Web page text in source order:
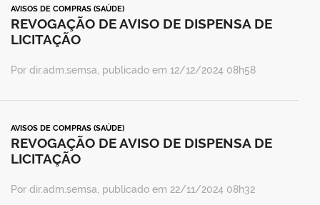
AVISOS DE COMPRAS (SAÚDE)
REVOGAÇÃO DE AVISO DE DISPENSA DE
LICITAÇÃO
Por dir.adm.semsa, publicado em 12/12/2024 08h58
AVISOS DE COMPRAS (SAÚDE)
REVOGAÇÃO DE AVISO DE DISPENSA DE
LICITAÇÃO
Por dir.adm.semsa, publicado em 22/11/2024 08h32